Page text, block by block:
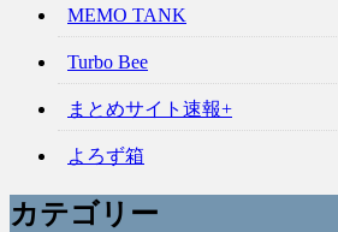
MEMO TANK
Turbo Bee
まとめサイト速報+
よろず箱
カテゴリー